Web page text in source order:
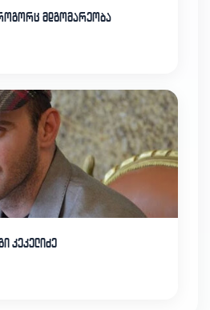
მდგომარეობა
კეკელიძე